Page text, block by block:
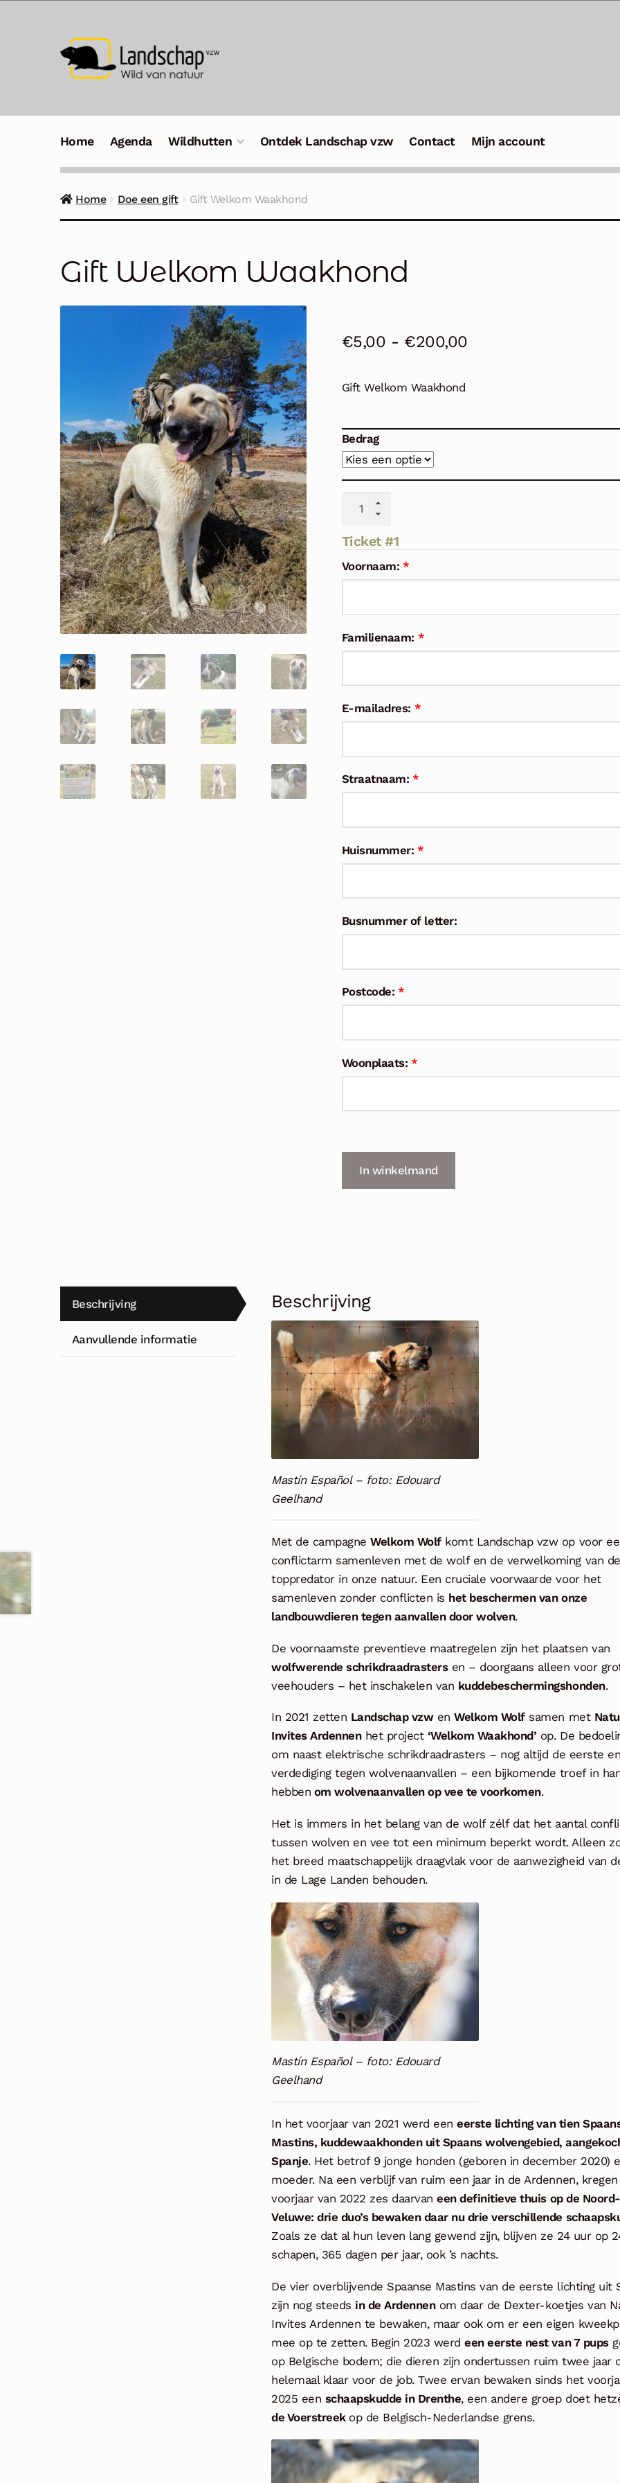
naar
navigatie
de
inhoud
Home Agenda Wildhutten Ontdek Landschap vzw Contact Mijn account
Home Doe een gift Gift Welkom Waakhond
Gift Welkom Waakhond
€5,00 - €200,00Prijsklasse:
Gift Welkom Waakhond
Bedrag
Welkom
Waakhond
Ticket #1
Voornaam: *
Familienaam: *
E-mailadres: *
Straatnaam: *
Huisnummer: *
Busnummer of letter:
Postcode: *
Woonplaats: *
In winkelmand
Beschrijving
Aanvullende informatie
Beschrijving
Mastín Español – foto: Edouard
Geelhand
Met de campagneWelkom Wolfkomt Landschap vzw op voor
conflictarm samenleven met de wolf en de verwelkoming van
toppredator in onze natuur. Een cruciale voorwaarde voor het
samenleven zonder conflicten is het beschermen van onze
landbouwdieren tegen aanvallen door wolven.
De voornaamste preventieve maatregelen zijn het plaatsen van
wolfwerende schrikdraadrastersen – doorgaans alleen voor
veehouders – het inschakelen van kuddebeschermingshonden.
In 2021 zetten Landschap vzwenWelkom Wolfsamen met
Invites Ardennenhet project ‘Welkom Waakhond’ op. De
om naast elektrische schrikdraadrasters – nog altijd de eerste
verdediging tegen wolvenaanvallen – een bijkomende troef in
hebben om wolvenaanvallen op vee te voorkomen.
Het is immers in het belang van de wolf zélf dat het aantal
tussen wolven en vee tot een minimum beperkt wordt. Alleen
het breed maatschappelijk draagvlak voor de aanwezigheid van
in de Lage Landen behouden.
Mastín Español – foto: Edouard
Geelhand
In het voorjaar van 2021 werd eeneerste lichting van tien
Mastins, kuddewaakhonden uit Spaans wolvengebied,
Spanje. Het betrof 9 jonge honden (geboren in december 2020)
moeder. Na een verblijf van ruim een jaar in de Ardennen,
voorjaar van 2022 zes daarvaneen definitieve thuis op de Noord-
Veluwe: drie duo’s bewaken daar nu drie verschillende
Zoals ze dat al hun leven lang gewend zijn, blijven ze 24 uur op
schapen, 365 dagen per jaar, ook ’s nachts.
De vier overblijvende Spaanse Mastins van de eerste lichting uit
zijn nog steeds in de Ardennenom daar de Dexter-koetjes van
Invites Ardennen te bewaken, maar ook om er een eigen
mee op te zetten. Begin 2023 werdeen eerste nest van 7 pups
op Belgische bodem; die dieren zijn ondertussen ruim twee jaar
helemaal klaar voor de job. Twee ervan bewaken sinds het
2025 een schaapskudde in Drenthe, een andere groep doet
de Voerstreek op de Belgisch-Nederlandse grens.